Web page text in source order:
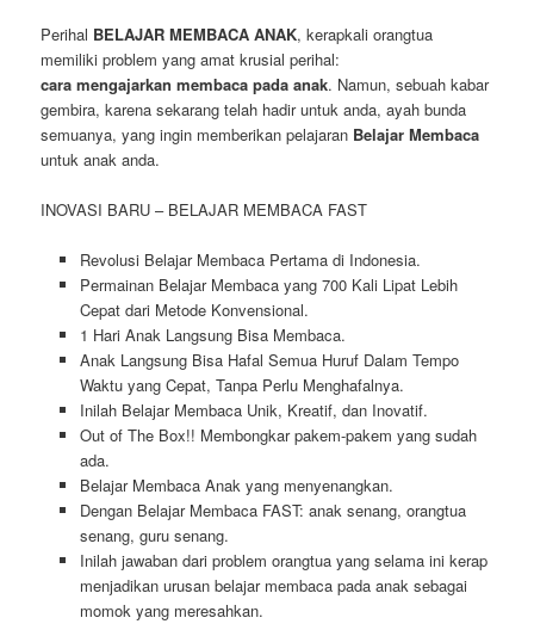
Perihal BELAJAR MEMBACA ANAK, kerapkali orangtua
memiliki problem yang amat krusial perihal:
cara mengajarkan membaca pada anak. Namun, sebuah kabar
gembira, karena sekarang telah hadir untuk anda, ayah bunda
semuanya, yang ingin memberikan pelajaran Belajar Membaca
untuk anak anda.
INOVASI BARU – BELAJAR MEMBACA FAST
Revolusi Belajar Membaca Pertama di Indonesia.
Permainan Belajar Membaca yang 700 Kali Lipat Lebih
Cepat dari Metode Konvensional.
1 Hari Anak Langsung Bisa Membaca.
Anak Langsung Bisa Hafal Semua Huruf Dalam Tempo
Waktu yang Cepat, Tanpa Perlu Menghafalnya.
Inilah Belajar Membaca Unik, Kreatif, dan Inovatif.
Out of The Box!! Membongkar pakem-pakem yang sudah
ada.
Belajar Membaca Anak yang menyenangkan.
Dengan Belajar Membaca FAST: anak senang, orangtua
senang, guru senang.
Inilah jawaban dari problem orangtua yang selama ini kerap
menjadikan urusan belajar membaca pada anak sebagai
momok yang meresahkan.